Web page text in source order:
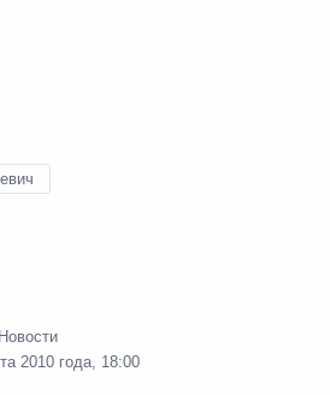
Новости
2010 года, 18:00